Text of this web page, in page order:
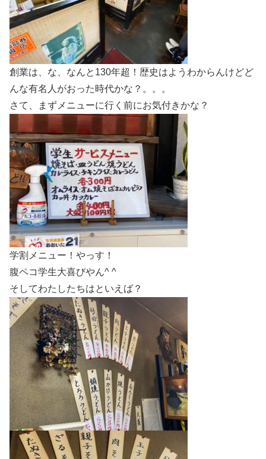
創業は、な、なんと130年超！歴史はようわからんけどど
んな有名人がおった時代かな？。。。
さて、まずメニューに行く前にお気付きかな？
学割メニュー！やっす！
腹ペコ学生大喜びやん^ ^
そしてわたしたちはといえば？